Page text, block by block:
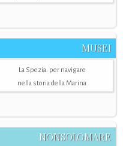
MUSEI
La Spezia. per navigare
nella storia della Marina
NONSOLOMARE